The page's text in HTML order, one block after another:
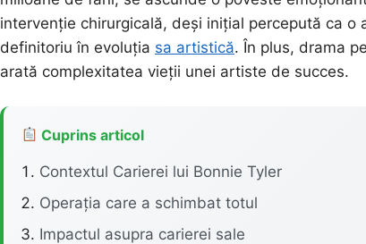
intervenție chirurgicală, deși inițial percepută ca
definitoriu în evoluția sa artistică. În plus, drama
arată complexitatea vieții unei artiste de succes.
Cuprins articol
Contextul Carierei lui Bonnie Tyler
Operația care a schimbat totul
Impactul asupra carierei sale